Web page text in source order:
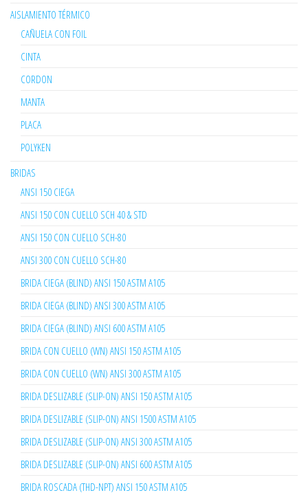
AISLAMIENTO TÉRMICO
CAÑUELA CON FOIL
CINTA
CORDON
MANTA
PLACA
POLYKEN
BRIDAS
ANSI 150 CIEGA
ANSI 150 CON CUELLO SCH 40 & STD
ANSI 150 CON CUELLO SCH-80
ANSI 300 CON CUELLO SCH-80
BRIDA CIEGA (BLIND) ANSI 150 ASTM A105
BRIDA CIEGA (BLIND) ANSI 300 ASTM A105
BRIDA CIEGA (BLIND) ANSI 600 ASTM A105
BRIDA CON CUELLO (WN) ANSI 150 ASTM A105
BRIDA CON CUELLO (WN) ANSI 300 ASTM A105
BRIDA DESLIZABLE (SLIP-ON) ANSI 150 ASTM A105
BRIDA DESLIZABLE (SLIP-ON) ANSI 1500 ASTM A105
BRIDA DESLIZABLE (SLIP-ON) ANSI 300 ASTM A105
BRIDA DESLIZABLE (SLIP-ON) ANSI 600 ASTM A105
BRIDA ROSCADA (THD-NPT) ANSI 150 ASTM A105